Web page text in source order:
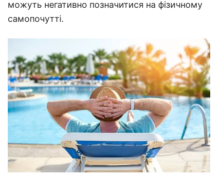
можуть негативно позначитися на фізичному
самопочутті.